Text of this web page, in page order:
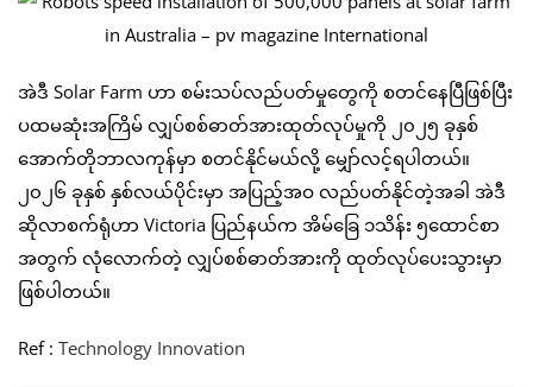
အဲဒီ Solar Farm ဟာ စမ်းသပ်လည်ပတ်မှုတွေကို စတင်နေပြီဖြစ်ပြီး
ပထမဆုံးအကြိမ် လျှပ်စစ်ဓာတ်အားထုတ်လုပ်မှုကို ၂၀၂၅ ခုနှစ်
အောက်တိုဘာလကုန်မှာ စတင်နိုင်မယ်လို့ မျှော်လင့်ရပါတယ်။
၂၀၂၆ ခုနှစ် နှစ်လယ်ပိုင်းမှာ အပြည့်အဝ လည်ပတ်နိုင်တဲ့အခါ အဲဒီ
ဆိုလာစက်ရုံဟာ Victoria ပြည်နယ်က အိမ်ခြေ ၁သိန်း ၅ထောင်စာ
အတွက် လုံလောက်တဲ့ လျှပ်စစ်ဓာတ်အားကို ထုတ်လုပ်ပေးသွားမှာ
ဖြစ်ပါတယ်။
Ref : Technology Innovation